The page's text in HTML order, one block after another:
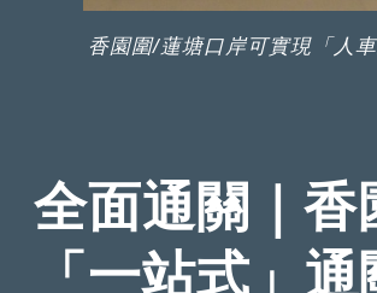
香園圍/蓮塘口岸可實現「人
全面通關｜
「一站式」通